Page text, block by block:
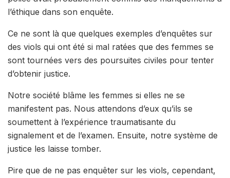
l’éthique dans son enquête.
Ce ne sont là que quelques exemples d’enquêtes sur
des viols qui ont été si mal ratées que des femmes se
sont tournées vers des poursuites civiles pour tenter
d’obtenir justice.
Notre société blâme les femmes si elles ne se
manifestent pas. Nous attendons d’eux qu’ils se
soumettent à l’expérience traumatisante du
signalement et de l’examen. Ensuite, notre système de
justice les laisse tomber.
Pire que de ne pas enquêter sur les viols, cependant,